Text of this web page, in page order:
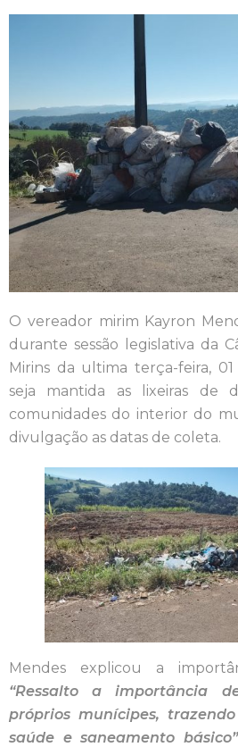
O vereador mirim Kayron
durante sessão legislativa da
Mirins da ultima terça-feira,
seja mantida as lixeiras de
comunidades do interior do
divulgação as datas de coleta.
Mendes explicou a
“Ressalto a importância
próprios munícipes,
saúde e saneamento básico”